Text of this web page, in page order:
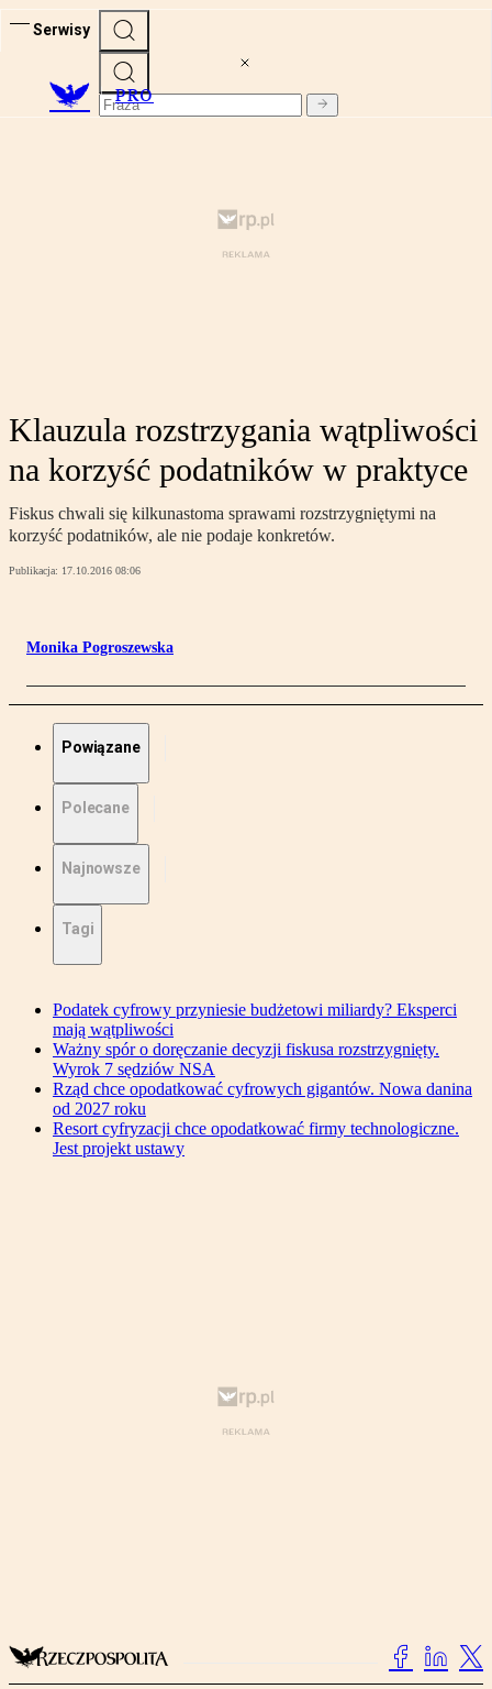
Serwisy
PRO
Klauzula rozstrzygania wątpliwości
na korzyść podatników w praktyce
Fiskus chwali się kilkunastoma sprawami rozstrzygniętymi na
korzyść podatników, ale nie podaje konkretów.
Publikacja: 17.10.2016 08:06
Monika Pogroszewska
Powiązane
Polecane
Najnowsze
Tagi
Podatek cyfrowy przyniesie budżetowi miliardy? Eksperci
mają wątpliwości
Ważny spór o doręczanie decyzji fiskusa rozstrzygnięty.
Wyrok 7 sędziów NSA
Rząd chce opodatkować cyfrowych gigantów. Nowa danina
od 2027 roku
Resort cyfryzacji chce opodatkować firmy technologiczne.
Jest projekt ustawy